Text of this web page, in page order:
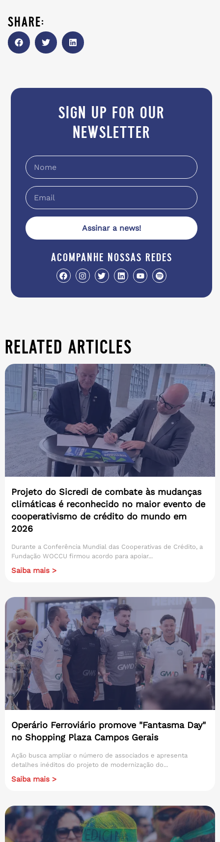
share:
sign up for our
newsletter
Assinar a news!
acompanhe nossas redes
related articles
Projeto do Sicredi de combate às mudanças
climáticas é reconhecido no maior evento de
cooperativismo de crédito do mundo em
2026
Durante a Conferência Mundial das Cooperativas de Crédito, a
Fundação WOCCU firmou acordo para apoiar...
Saiba mais >
Operário Ferroviário promove "Fantasma Day"
no Shopping Plaza Campos Gerais
Ação busca ampliar o número de associados e apresenta
detalhes inéditos do projeto de modernização do...
Saiba mais >